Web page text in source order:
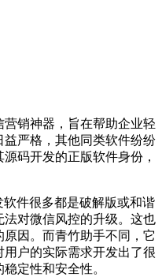
营销神器，旨在帮助企业轻
严格，其他同类软件纷纷
码开发的正版软件身份，
件很多都是破解版或和谐
对微信风控的升级。这也
因。而青竹助手不同，它
户的实际需求开发出了很
定性和安全性。